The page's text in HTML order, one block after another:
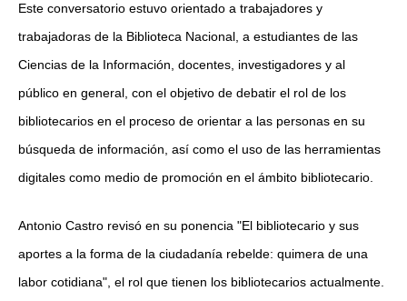
Este conversatorio estuvo orientado a trabajadores y
trabajadoras de la Biblioteca Nacional, a estudiantes de las
Ciencias de la Información, docentes, investigadores y al
público en general, con el objetivo de debatir el rol de los
bibliotecarios en el proceso de orientar a las personas en su
búsqueda de información, así como el uso de las herramientas
digitales como medio de promoción en el ámbito bibliotecario.
Antonio Castro revisó en su ponencia "El bibliotecario y sus
aportes a la forma de la ciudadanía rebelde: quimera de una
labor cotidiana", el rol que tienen los bibliotecarios actualmente.